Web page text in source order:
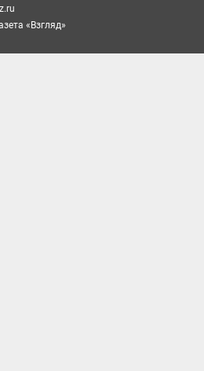
«Взгляд»